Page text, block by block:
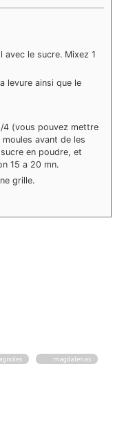
le sucre. Mixez 1
levure ainsi que le
4 (vous pouvez mettre
avant de les
en poudre, et
15 a 20 mn.
grille.
magdalenas